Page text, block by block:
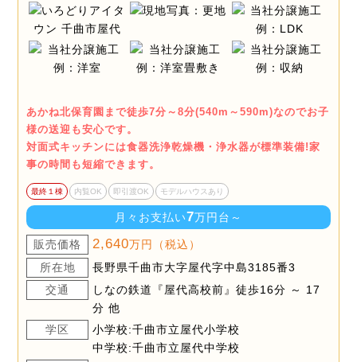
あかね北保育園まで徒歩7分～8分(540m～590m)なのでお子
様の送迎も安心です。
対面式キッチンには食器洗浄乾燥機・浄水器が標準装備!家
事の時間も短縮できます。
最終１棟 内覧OK 即引渡OK モデルハウスあり
月々お支払い7万円台～
販売価格 2,640万円（税込）
所在地
長野県千曲市大字屋代字中島3185番3
交通
しなの鉄道『屋代高校前』徒歩16分 ～ 17
分 他
学区
小学校:千曲市立屋代小学校
中学校:千曲市立屋代中学校